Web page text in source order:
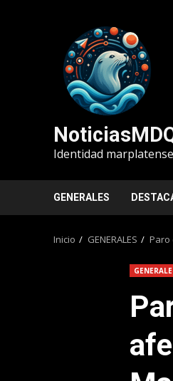
Identidad marplatense
GENERALES
Inicio GENERALES Paro